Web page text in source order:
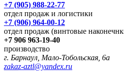
+7 (905) 988-22-77
отдел продаж и логистики
+7 (906) 964-00-12
отдел продаж (винтовые
+7 906 963-19-40
производство
г. Барнаул, Мало-Тобольская, 6а
zakaz-aztl@yandex.ru